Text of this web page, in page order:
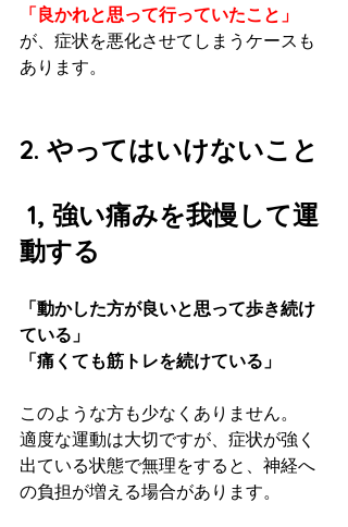
「良かれと思って行っていたこと」
が、症状を悪化させてしまうケースも
あります。
2. やってはいけないこと
動する
「動かした方が良いと思って歩き続け
ている」
「痛くても筋トレを続けている」
このような方も少なくありません。
適度な運動は大切ですが、症状が強く
出ている状態で無理をすると、神経へ
の負担が増える場合があります。